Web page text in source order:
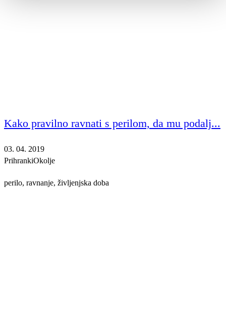
Kako pravilno ravnati s perilom, da mu podalj...
03. 04. 2019
PrihrankiOkolje
perilo, ravnanje, življenjska doba